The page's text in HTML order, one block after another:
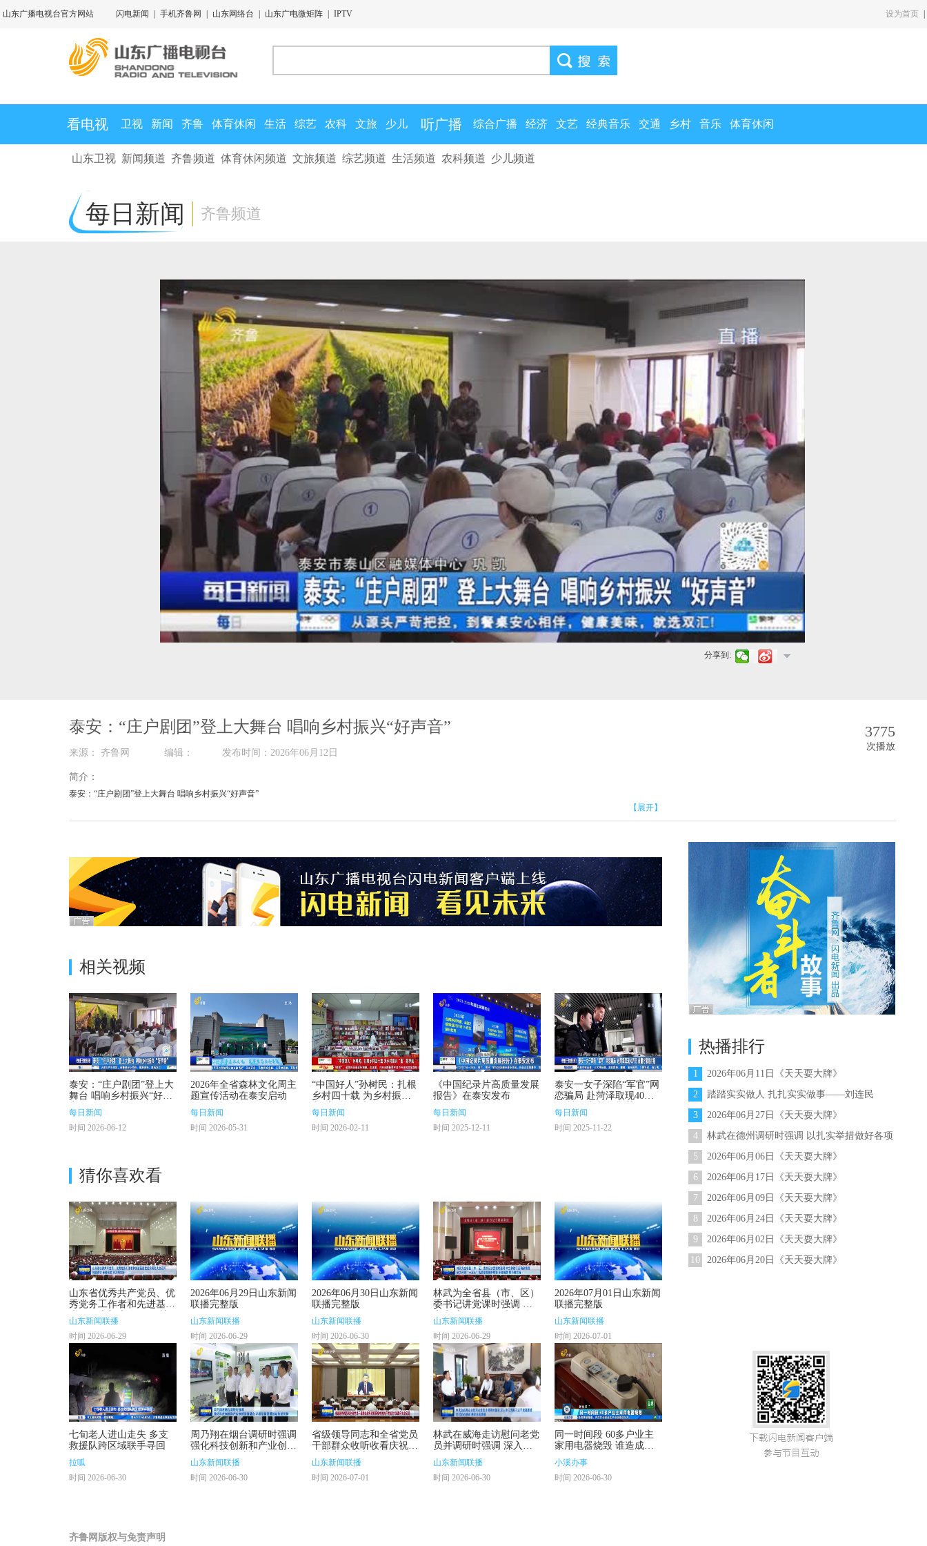
山东广播电视台官方网站 闪电新闻 手机齐鲁网 山东网络台 山东广电微矩阵 IPTV 设为首页
看电视 卫视 新闻 齐鲁 体育休闲 生活 综艺 农科 文旅 少儿 听广播 综合广播 经济 文艺 经典音乐 交通 乡村 音乐 体育休闲
山东卫视 新闻频道 齐鲁频道 体育休闲频道 文旅频道 综艺频道 生活频道 农科频道 少儿频道
每日新闻 齐鲁频道
分享到:
泰安：“庄户剧团”登上大舞台 唱响乡村振兴“好声音”
来源： 齐鲁网 编辑： 发布时间：2026年06月12日
简介：
泰安：“庄户剧团”登上大舞台 唱响乡村振兴“好声音”
【展开】
3775
次播放
相关视频
泰安：“庄户剧团”登上大
舞台 唱响乡村振兴“好声
音”
每日新闻
时间 2026-06-12
2026年全省森林文化周主
题宣传活动在泰安启动
每日新闻
时间 2026-05-31
“中国好人”孙树民：扎根
乡村四十载 为乡村振
兴“畜”能护航
每日新闻
时间 2026-02-11
《中国纪录片高质量发展
报告》在泰安发布
每日新闻
时间 2025-12-11
泰安一女子深陷“军官”网
恋骗局 赴菏泽取现40万
元 被警方紧急拦截
每日新闻
时间 2025-11-22
猜你喜欢看
山东省优秀共产党员、优
秀党务工作者和先进基层
党组织表彰大会召开 林
武讲话 车俊出席 周乃翔
主持
山东新闻联播
时间 2026-06-29
2026年06月29日山东新闻
联播完整版
山东新闻联播
时间 2026-06-29
2026年06月30日山东新闻
联播完整版
山东新闻联播
时间 2026-06-30
林武为全省县（市、区）
委书记讲党课时强调 树
立和践行正确政绩观 全
力开创“十五五”高质量发
展新局面 车俊出席 周乃
翔主持
山东新闻联播
时间 2026-06-29
2026年07月01日山东新闻
联播完整版
山东新闻联播
时间 2026-07-01
七旬老人进山走失 多支
救援队跨区域联手寻回
拉呱
时间 2026-06-30
周乃翔在烟台调研时强调
强化科技创新和产业创新
深度融合 不断塑造发展
新动能新优势
山东新闻联播
时间 2026-06-30
省级领导同志和全省党员
干部群众收听收看庆祝中
国共产党成立105周年大
会实况
山东新闻联播
时间 2026-07-01
林武在威海走访慰问老党
员并调研时强调 深入学
习贯彻习近平党建思想
牢记初心使命 更好为民
造福
山东新闻联播
时间 2026-06-30
同一时间段 60多户业主
家用电器烧毁 谁造成
的？
小溪办事
时间 2026-06-30
齐鲁网版权与免责声明
热播排行
1
2026年06月11日《天天耍大牌》
2
踏踏实实做人 扎扎实实做事——刘连民
3
2026年06月27日《天天耍大牌》
4
林武在德州调研时强调 以扎实举措做好各项
工作 统筹推进经济社会高质量发展
5
2026年06月06日《天天耍大牌》
6
2026年06月17日《天天耍大牌》
7
2026年06月09日《天天耍大牌》
8
2026年06月24日《天天耍大牌》
9
2026年06月02日《天天耍大牌》
10
2026年06月20日《天天耍大牌》